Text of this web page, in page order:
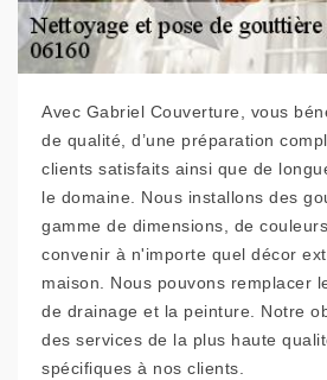
Avec Gabriel Couverture, vous
de qualité, d’une préparation
clients satisfaits ainsi que de
le domaine. Nous installons des
gamme de dimensions, de
convenir à n'importe quel décor
maison. Nous pouvons remplacer
de drainage et la peinture. Notre
des services de la plus haute
spécifiques à nos clients.